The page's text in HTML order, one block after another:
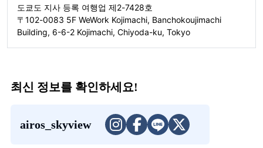
도쿄도 지사 등록 여행업 제2-7428호
〒102-0083 5F WeWork Kojimachi, Banchokoujimachi
Building, 6-6-2 Kojimachi, Chiyoda-ku, Tokyo
최신 정보를 확인하세요!
airos_skyview